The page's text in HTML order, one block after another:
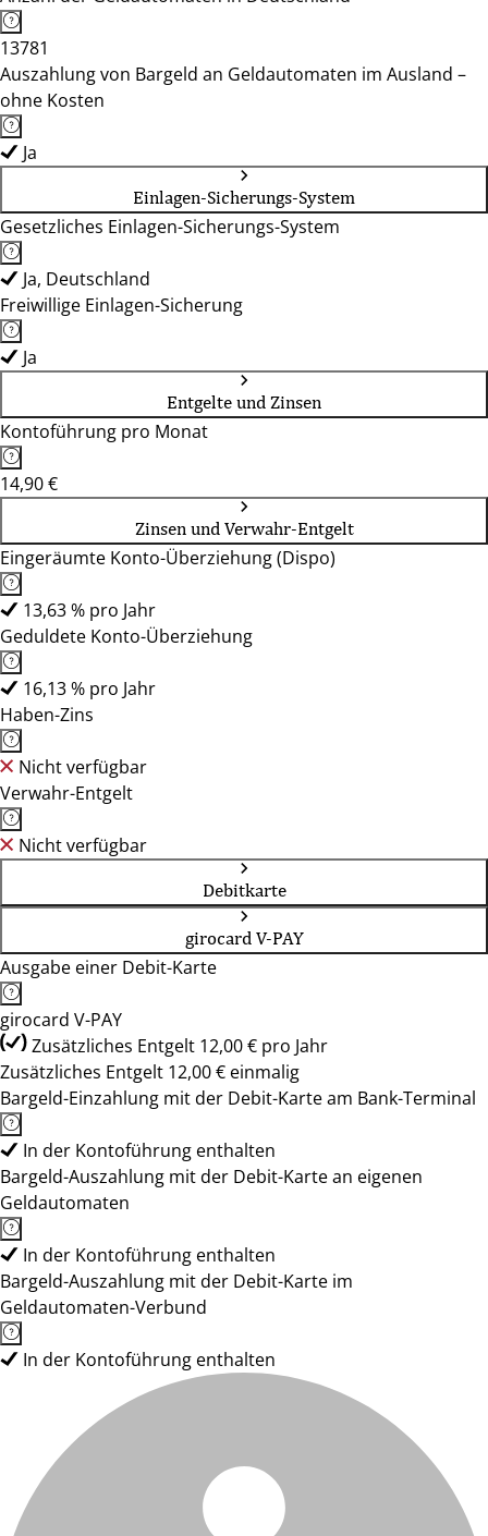
13781
Auszahlung von Bargeld an Geldautomaten im Ausland –
ohne Kosten
Ja
Einlagen-Sicherungs-System
Gesetzliches Einlagen-Sicherungs-System
Ja, Deutschland
Freiwillige Einlagen-Sicherung
Ja
Entgelte und Zinsen
Kontoführung pro Monat
14,90 €
Zinsen und Verwahr-Entgelt
Eingeräumte Konto-Überziehung (Dispo)
13,63 % pro Jahr
Geduldete Konto-Überziehung
16,13 % pro Jahr
Haben-Zins
Nicht verfügbar
Verwahr-Entgelt
Nicht verfügbar
Debitkarte
girocard V-PAY
Ausgabe einer Debit-Karte
girocard V-PAY
Zusätzliches Entgelt 12,00 € pro Jahr
Zusätzliches Entgelt 12,00 € einmalig
Bargeld-Einzahlung mit der Debit-Karte am Bank-Terminal
In der Kontoführung enthalten
Bargeld-Auszahlung mit der Debit-Karte an eigenen
Geldautomaten
In der Kontoführung enthalten
Bargeld-Auszahlung mit der Debit-Karte im
Geldautomaten-Verbund
In der Kontoführung enthalten